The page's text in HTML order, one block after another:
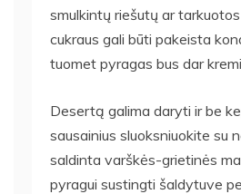
smulkintų riešutų ar
cukraus gali būti pakeista
tuomet pyragas bus dar
Desertą galima daryti ir be
sausainius sluoksniuokite su
saldinta varškės-grietinės
pyragui sustingti šaldytuve